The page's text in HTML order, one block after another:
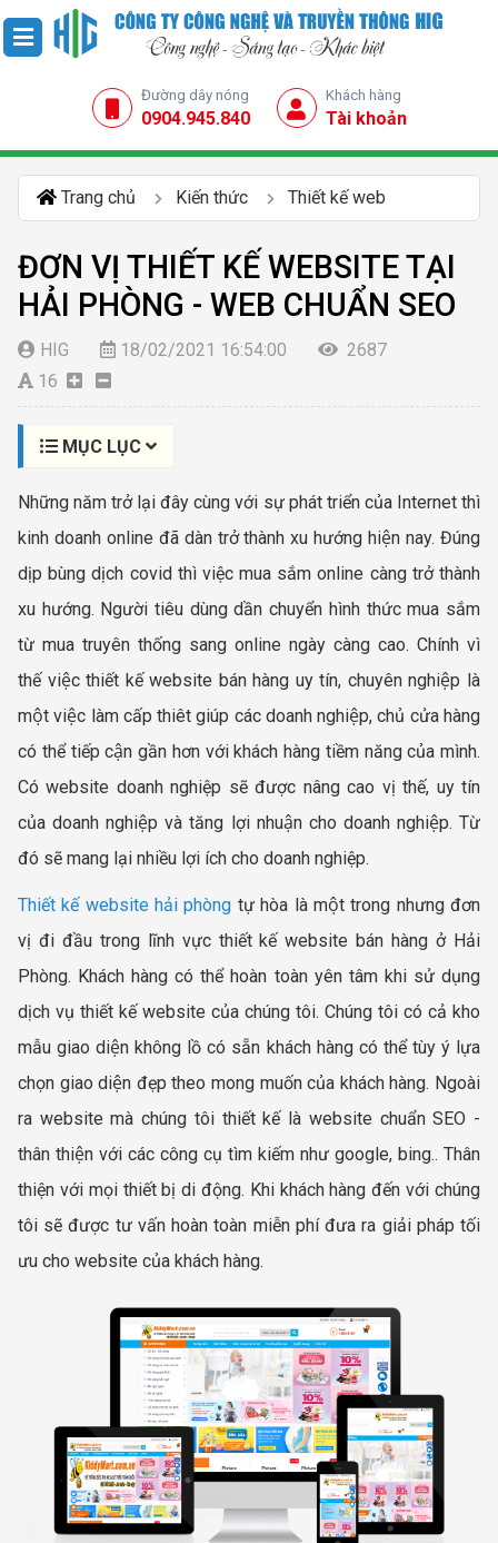
Đường dây nóng
0904.945.840
Khách hàng
Tài khoản
Trang chủ Kiến thức Thiết kế web
ĐƠN VỊ THIẾT KẾ WEBSITE TẠI
HẢI PHÒNG - WEB CHUẨN SEO
HIG 18/02/2021 16:54:00
2687
16
MỤC LỤC
Những năm trở lại đây cùng với sự phát triển của Internet thì
kinh doanh online đã dàn trở thành xu hướng hiện nay. Đúng
dịp bùng dịch covid thì việc mua sắm online càng trở thành
xu hướng. Người tiêu dùng dần chuyển hình thức mua sắm
từ mua truyên thống sang online ngày càng cao. Chính vì
thế việc thiết kế website bán hàng uy tín, chuyên nghiệp là
một việc làm cấp thiêt giúp các doanh nghiệp, chủ cửa hàng
có thể tiếp cận gần hơn với khách hàng tiềm năng của mình.
Có website doanh nghiệp sẽ được nâng cao vị thế, uy tín
của doanh nghiệp và tăng lợi nhuận cho doanh nghiệp. Từ
đó sẽ mang lại nhiều lợi ích cho doanh nghiệp.
Thiết kế website hải phòng tự hòa là một trong nhưng đơn
vị đi đầu trong lĩnh vực thiết kế website bán hàng ở Hải
Phòng. Khách hàng có thể hoàn toàn yên tâm khi sử dụng
dịch vụ thiết kế website của chúng tôi. Chúng tôi có cả kho
mẫu giao diện không lồ có sẵn khách hàng có thể tùy ý lựa
chọn giao diện đẹp theo mong muốn của khách hàng. Ngoài
ra website mà chúng tôi thiết kế là website chuẩn SEO -
thân thiện với các công cụ tìm kiếm như google, bing.. Thân
thiện với mọi thiết bị di động. Khi khách hàng đến với chúng
tôi sẽ được tư vấn hoàn toàn miễn phí đưa ra giải pháp tối
ưu cho website của khách hàng.